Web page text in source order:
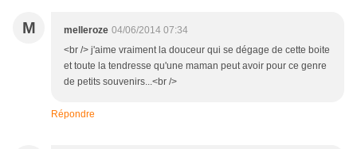
M melleroze 04/06/2014 07:34
<br /> j'aime vraiment la douceur qui se dégage de cette boite
et toute la tendresse qu'une maman peut avoir pour ce genre
de petits souvenirs...<br />
Répondre